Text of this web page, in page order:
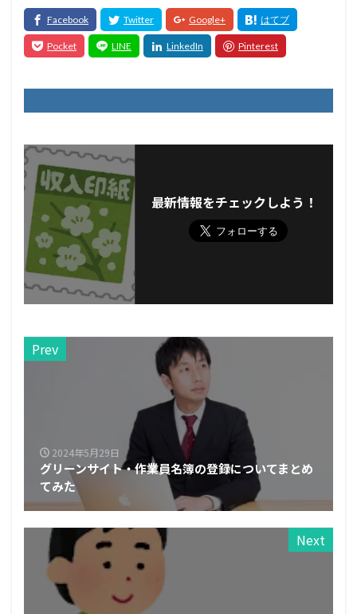
最新情報をチェックしよう！
Prev
2024年5月29日
グリーンサイト・作業員名簿の登録についてまとめ
てみた
Next